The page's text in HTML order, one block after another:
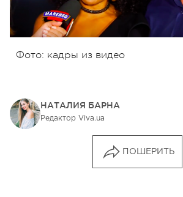
Фото: кадры из видео
НАТАЛИЯ БАРНА
Редактор Viva.ua
ПОШЕРИТЬ